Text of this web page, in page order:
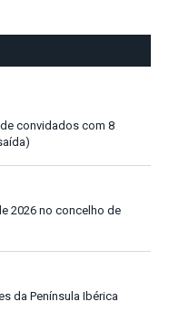
convidados com 8
2026 no concelho de
da Península Ibérica